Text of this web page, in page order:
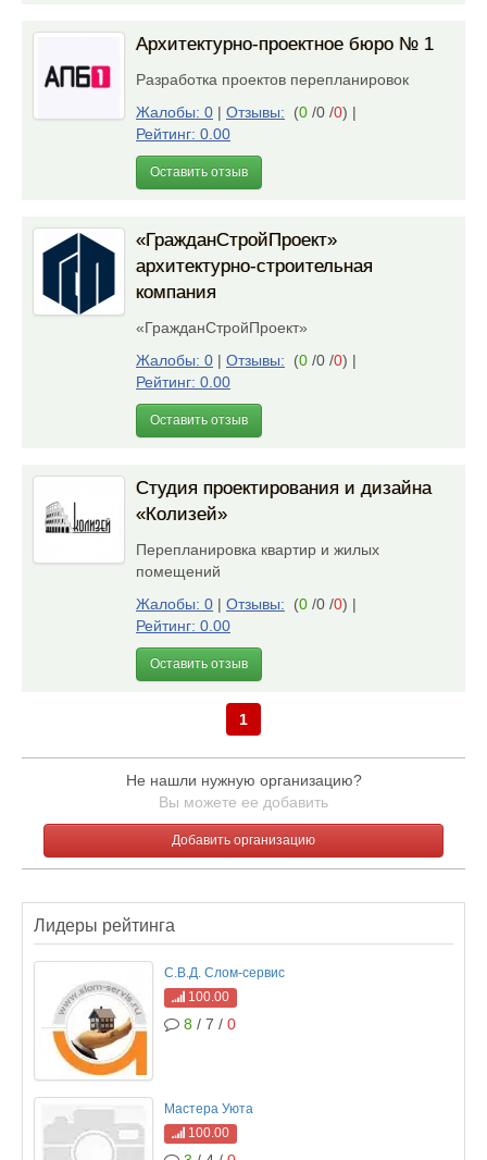
Архитектурно-проектное бюро № 1
Разработка проектов перепланировок
Жалобы: 0 | Отзывы: (0 /0 /0) |
Рейтинг: 0.00
Оставить отзыв
«ГражданСтройПроект»
архитектурно-строительная
компания
«ГражданСтройПроект»
Жалобы: 0 | Отзывы: (0 /0 /0) |
Рейтинг: 0.00
Оставить отзыв
Студия проектирования и дизайна
«Колизей»
Перепланировка квартир и жилых
помещений
Жалобы: 0 | Отзывы: (0 /0 /0) |
Рейтинг: 0.00
Оставить отзыв
1
Не нашли нужную организацию?
Вы можете ее добавить
Добавить организацию
Лидеры рейтинга
С.В.Д. Слом-сервис
100.00
8 / 7 / 0
Мастера Уюта
100.00